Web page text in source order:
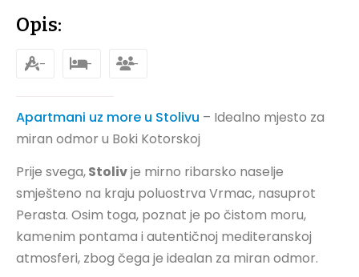
Opis:
- - -
Apartmani uz more u Stolivu – Idealno mjesto za
miran odmor u Boki Kotorskoj
Prije svega,Stolivje mirno ribarsko naselje
smješteno na kraju poluostrva Vrmac, nasuprot
Perasta. Osim toga, poznat je po čistom moru,
kamenim pontama i autentičnoj mediteranskoj
atmosferi, zbog čega je idealan za miran odmor.